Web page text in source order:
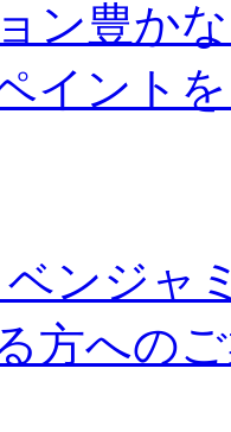
ン豊か
イント
ベンジャ
方への